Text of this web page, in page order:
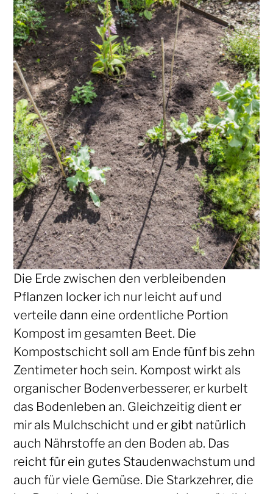
Die Erde zwischen den verbleibenden
Pflanzen locker ich nur leicht auf und
verteile dann eine ordentliche Portion
Kompost im gesamten Beet. Die
Kompostschicht soll am Ende fünf bis zehn
Zentimeter hoch sein. Kompost wirkt als
organischer Bodenverbesserer, er kurbelt
das Bodenleben an. Gleichzeitig dient er
mir als Mulchschicht und er gibt natürlich
auch Nährstoffe an den Boden ab. Das
reicht für ein gutes Staudenwachstum und
auch für viele Gemüse. Die Starkzehrer, die